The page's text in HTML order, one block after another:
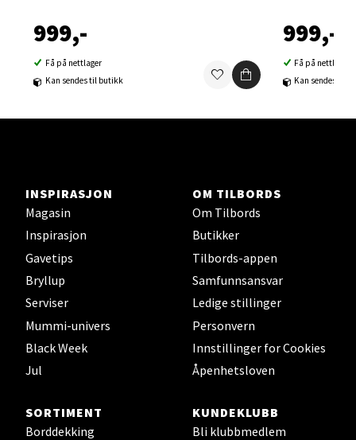
999,-
Få på nettlager
Kan sendes til butikk
999,-
Få på nettlager
Kan sendes til
INSPIRASJON
Magasin
Inspirasjon
Gavetips
Bryllup
Serviser
Mummi-univers
Black Week
Jul
OM TILBORDS
Om Tilbords
Butikker
Tilbords-appen
Samfunnsansvar
Ledige stillinger
Personvern
Innstillinger for Cookies
Åpenhetsloven
SORTIMENT
Borddekking
KUNDEKLUBB
Bli klubbmedlem
0 i butikk
Steinkjer - Thon Senter Steinkjer
Sjøfartsgata 2, 7714 Steinkjer
0 i butikk